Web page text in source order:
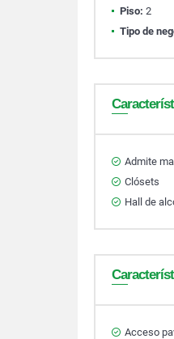
Piso: 2
Tipo de
Admite
Clósets
Hall de
Acceso